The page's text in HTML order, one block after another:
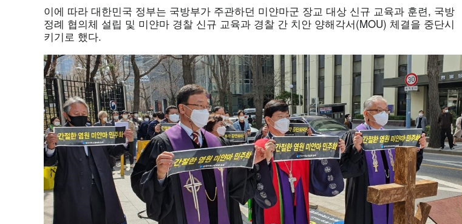
이에 따라 대한민국 정부는 국방부가 주관하던 미얀마군 장교 대상 신규 교육과 훈련, 국방
정례 협의체 설립 및 미얀마 경찰 신규 교육과 경찰 간 치안 양해각서(MOU) 체결을 중단시
키기로 했다.